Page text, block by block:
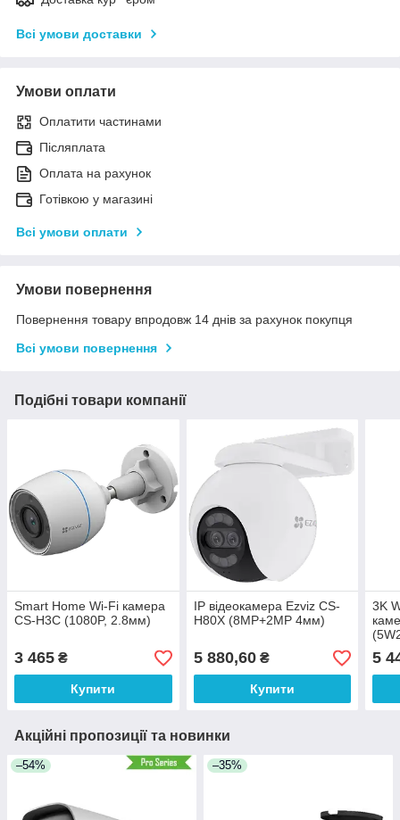
Всі умови доставки
Умови оплати
Оплатити частинами
Післяплата
Оплата на рахунок
Готівкою у магазині
Всі умови оплати
Умови повернення
Повернення товару впродовж 14 днів за рахунок покупця
Всі умови повернення
Подібні товари компанії
Smart Home Wi-Fi камера
CS-H3C (1080P, 2.8мм)
3 465 ₴
Купити
IP відеокамера Ezviz CS-
H80X (8MP+2MP 4мм)
5 880,60₴
Купити
3K
5
Акційні пропозиції та новинки
–54% –35%